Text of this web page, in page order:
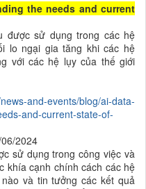
the needs and current
được sử dụng trong các hệ
lo ngại gia tăng khi các hệ
với các hệ lụy của thế giới
and-events/blog/ai-data-
and-current-state-of-
2024
sử dụng trong công việc và
khía cạnh chính cách các hệ
và tin tưởng các kết quả